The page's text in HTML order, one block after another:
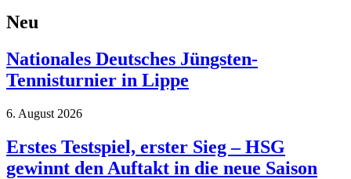
Neu
Nationales Deutsches Jüngsten-
Tennisturnier in Lippe
6. August 2026
Erstes Testspiel, erster Sieg – HSG
gewinnt den Auftakt in die neue Saison